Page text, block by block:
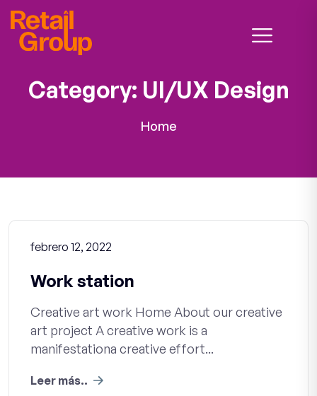
Category: UI/UX Design
Home
febrero 12, 2022
Work station
Creative art work Home About our creative
art project A creative work is a
manifestationa creative effort...
Leer más..